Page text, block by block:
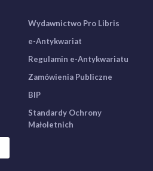
Wydawnictwo Pro Libris
e-Antykwariat
Regulamin e-Antykwariatu
Zamówienia Publiczne
BIP
Standardy Ochrony
Małoletnich